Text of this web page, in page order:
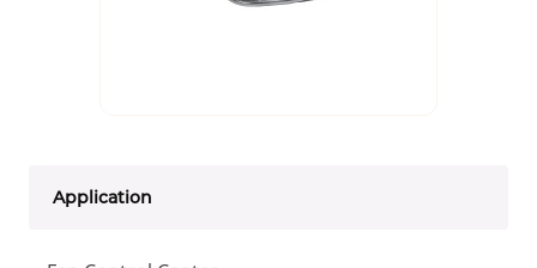
Application